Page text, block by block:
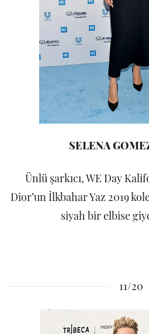
SELENA
Ünlü şarkıcı, WE Day
Dior’un İlkbahar Yaz 2019
siyah bir elbise
11/20